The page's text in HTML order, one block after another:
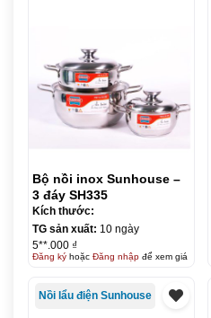
Bộ nồi inox Sunhouse –
3 đáy SH335
Kích thước:
TG sản xuất: 10 ngày
5**.000 ₫
Đăng kýhoặc Đăng nhậpđể xem giá
Nồi lẩu điện Sunhouse